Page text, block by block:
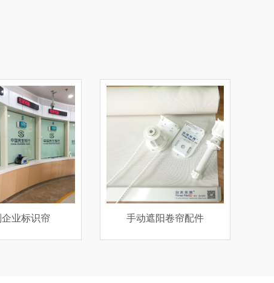
阳卷帘配件 环保全遮光卷帘